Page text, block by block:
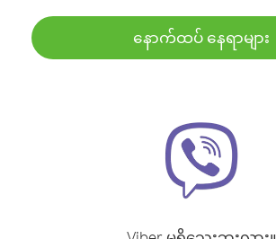
နောက်ထပ် နေရာများ